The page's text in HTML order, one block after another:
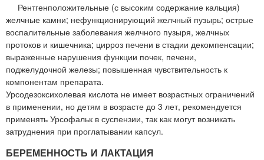
Рентгенположительные (с высоким содержание кальция)
желчные камни; нефункционирующий желчный пузырь; острые
воспалительные заболевания желчного пузыря, желчных
протоков и кишечника; цирроз печени в стадии декомпенсации;
выраженные нарушения функции почек, печени,
поджелудочной железы; повышенная чувствительность к
компонентам препарата.
Урсодезоксихолевая кислота не имеет возрастных ограничений
в применении, но детям в возрасте до 3 лет, рекомендуется
применять Урсофальк в суспензии, так как могут возникать
затруднения при проглатывании капсул.
БЕРЕМЕННОСТЬ И ЛАКТАЦИЯ